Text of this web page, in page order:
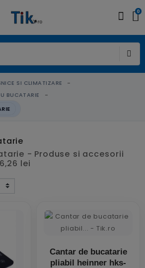
0
SI CLIMATIZARE
BUCATARIE
- Produse si accesorii
lei
Cantar de bucatarie
pliabil heinner hks-